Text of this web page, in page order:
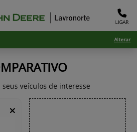
LIGAR
Alterar
seus veículos de interesse